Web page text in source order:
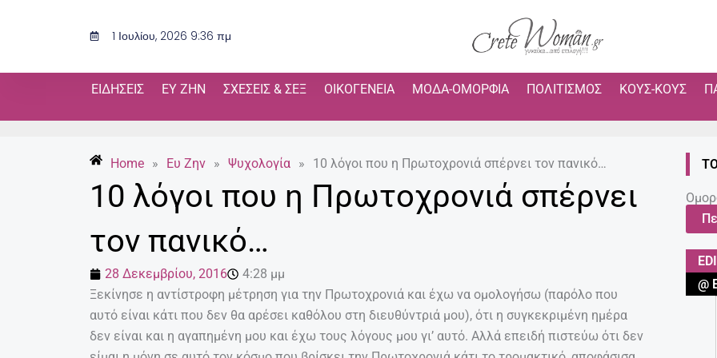
1 Ιουλίου, 2026 9:36 πμ
ΕΙΔΉΣΕΙΣ ΕΥ ΖΗΝ ΣΧΈΣΕΙΣ & ΣΕΞ ΟΙΚΟΓΈΝΕΙΑ ΜΌΔΑ-ΟΜΟΡΦΙΆ ΠΟΛΙΤΙΣΜΌΣ ΚΟΥΣ-ΚΟΥΣ
Home » Ευ Ζην » Ψυχολογία » 10 λόγοι που η Πρωτοχρονιά σπέρνει τον πανικό…
10 λόγοι που η Πρωτοχρονιά σπέρνει
τον πανικό…
28 Δεκεμβρίου, 2016
4:28 μμ
Ξεκίνησε η αντίστροφη μέτρηση για την Πρωτοχρονιά και έχω να ομολογήσω (παρόλο που
αυτό είναι κάτι που δεν θα αρέσει καθόλου στη διευθύντριά μου), ότι η συγκεκριμένη ημέρα
δεν είναι και η αγαπημένη μου και έχω τους λόγους μου γι’ αυτό. Αλλά επειδή πιστεύω ότι δεν
@